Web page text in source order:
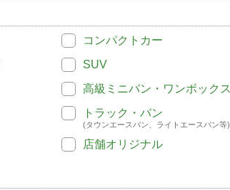
コンパクトカー
SUV
高級ミニバン・ワンボックス
トラック・バン
(タウンエースバン、ライトエースバン等)
店舗オリジナル